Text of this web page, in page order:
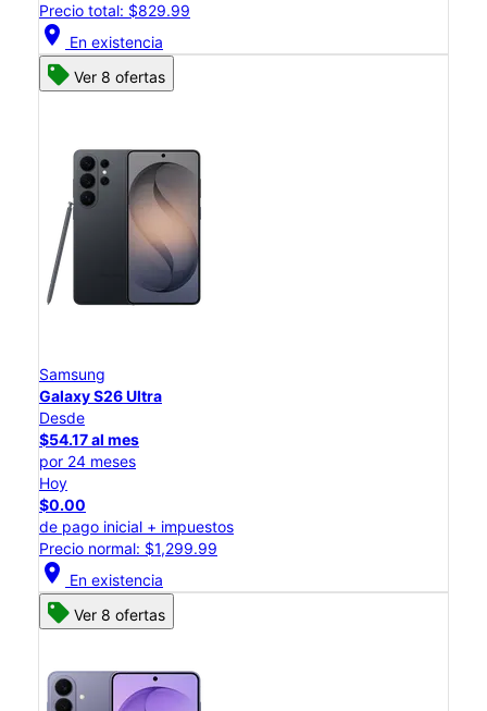
Precio total: $829.99
location_on En existencia
Ver 8 ofertas
Samsung
Galaxy S26 Ultra
Desde
$54.17 al mes
por 24 meses
Hoy
$0.00
de pago inicial + impuestos
Precio normal: $1,299.99
location_on En existencia
Ver 8 ofertas